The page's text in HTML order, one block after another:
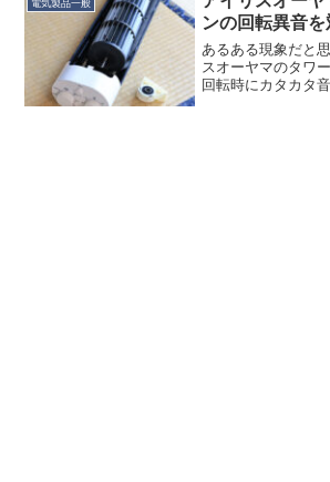
家で扇風機６台は
電気製品一般
ンの回転異音を
あるある現象だと
スオーヤマのタワ
回転時にカタカタ